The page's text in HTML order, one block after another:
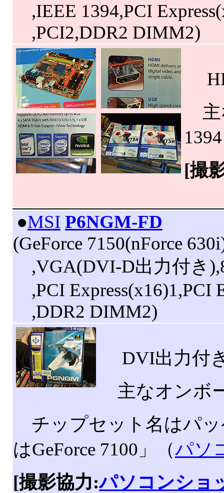
,IEEE 1394,PCI
,PCI2,DDR2 DIMM2)
主
[撮
●MSI P6NGM-FD
(GeForce 7150(nForce
,VGA(DVI-D出力付き
,PCI Express(x16)1,PCI
,DDR2 DIMM2)
DVI出力付
主なオンボ
チップセット名はパッ
はGeForce 7100」（パソ
[撮影協力:パソコンショ